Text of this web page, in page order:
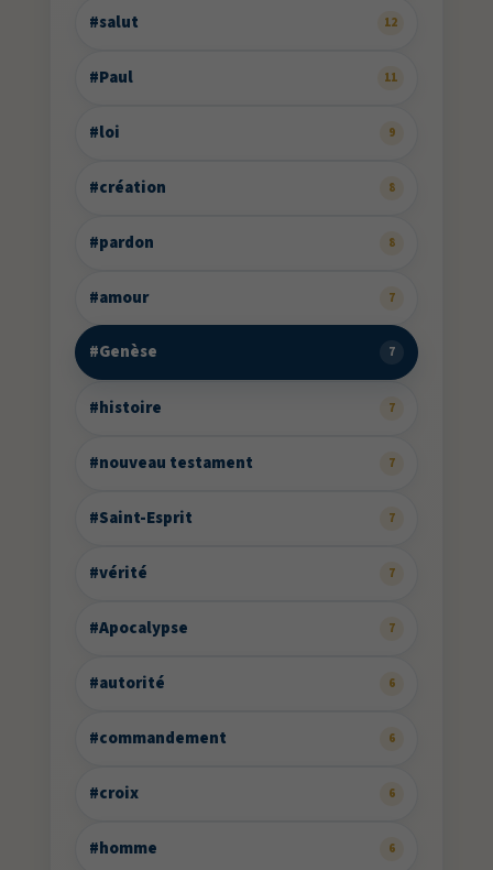
#salut 12
#Paul 11
#loi 9
#création 8
#pardon 8
#amour 7
#Genèse 7
#histoire 7
#nouveau testament 7
#Saint-Esprit 7
#vérité 7
#Apocalypse 7
#autorité 6
#commandement 6
#croix 6
#homme 6